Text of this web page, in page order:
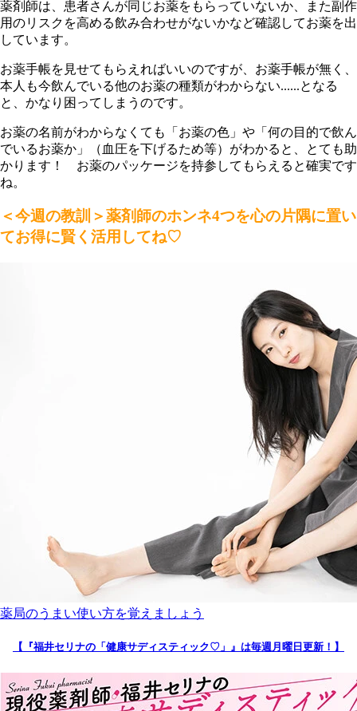
薬剤師は、患者さんが同じお薬をもらっていないか、また副作
用のリスクを高める飲み合わせがないかなど確認してお薬を出
しています。
お薬手帳を見せてもらえればいいのですが、お薬手帳が無く、
本人も今飲んでいる他のお薬の種類がわからない......となる
と、かなり困ってしまうのです。
お薬の名前がわからなくても「お薬の色」や「何の目的で飲ん
でいるお薬か」（血圧を下げるため等）がわかると、とても助
かります！ お薬のパッケージを持参してもらえると確実です
ね。
＜今週の教訓＞薬剤師のホンネ4つを心の片隅に置い
てお得に賢く活用してね♡
薬局のうまい使い方を覚えましょう
【『福井セリナの「健康サディスティック♡」』は毎週月曜日更新！】